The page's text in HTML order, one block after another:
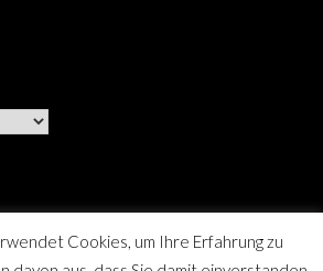
Cookies, um Ihre Erfahrung zu